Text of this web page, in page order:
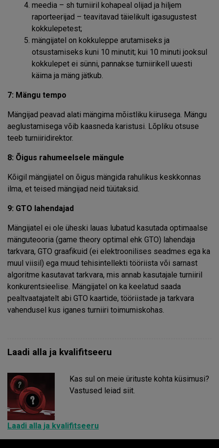
meedia – sh turniiril kohapeal olijad ja hiljem
raporteerijad – teavitavad täielikult igasugustest
kokkulepetest;
mängijatel on kokkuleppe arutamiseks ja
otsustamiseks kuni 10 minutit; kui 10 minuti jooksul
kokkulepet ei sünni, pannakse turniirikell uuesti
käima ja mäng jätkub.
7: Mängu tempo
Mängijad peavad alati mängima mõistliku kiirusega. Mängu
aeglustamisega võib kaasneda karistusi. Lõpliku otsuse
teeb turniiridirektor.
8: Õigus rahumeelsele mängule
Kõigil mängijatel on õigus mängida rahulikus keskkonnas
ilma, et teised mängijad neid tüütaksid.
9: GTO lahendajad
Mängijatel ei ole üheski lauas lubatud kasutada optimaalse
mänguteooria (game theory optimal ehk GTO) lahendaja
tarkvara, GTO graafikuid (ei elektroonilises seadmes ega ka
muul viisil) ega muud tehisintellekti tööriista või sarnast
algoritme kasutavat tarkvara, mis annab kasutajale turniiril
konkurentsieelise. Mängijatel on ka keelatud saada
pealtvaatajatelt abi GTO kaartide, tööriistade ja tarkvara
vahendusel kus iganes turniiri toimumiskohas.
Laadi alla ja kvalifitseeru
Kas sul on meie ürituste kohta küsimusi?
Vastused leiad siit.
Laadi alla ja kvalifitseeru